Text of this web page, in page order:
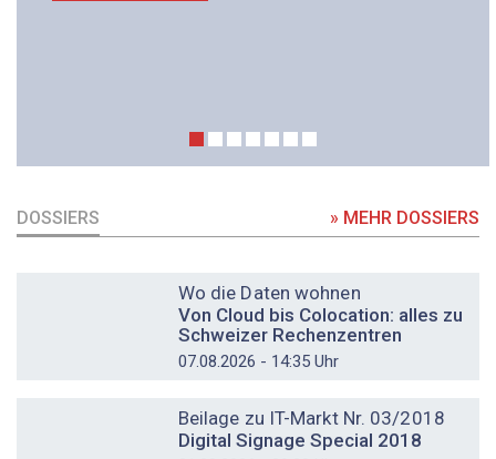
DOSSIERS » MEHR DOSSIERS
Wo die Daten wohnen
Von Cloud bis Colocation: alles zu
Schweizer Rechenzentren
07.08.2026 - 14:35 Uhr
Beilage zu IT-Markt Nr. 03/2018
Digital Signage Special 2018